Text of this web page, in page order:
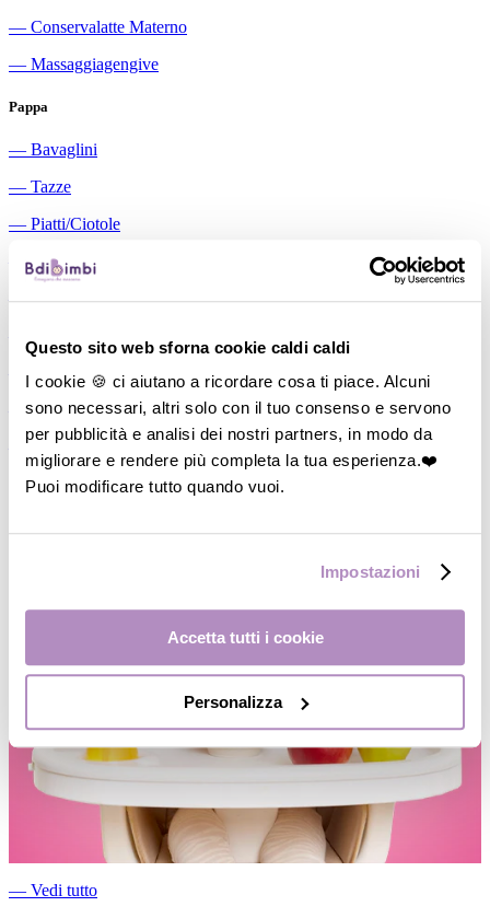
Questo sito web sforna cookie caldi caldi
I cookie 🍪 ci aiutano a ricordare cosa ti piace. Alcuni
sono necessari, altri solo con il tuo consenso e servono
per pubblicità e analisi dei nostri partners, in modo da
migliorare e rendere più completa la tua esperienza.❤️
Puoi modificare tutto quando vuoi.
Impostazioni
Accetta tutti i cookie
Personalizza
― Conservalatte Materno
― Massaggiagengive
Pappa
― Bavaglini
― Tazze
― Piatti/Ciotole
―Posate/Cucchiai
―Set pappa
―
Thermos
―Accessori
―
Occhiali da Sole
― Vedi tutto